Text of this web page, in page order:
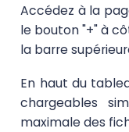
Accédez à la
le bouton "+" à
la barre
En haut du
chargeables
maximale des